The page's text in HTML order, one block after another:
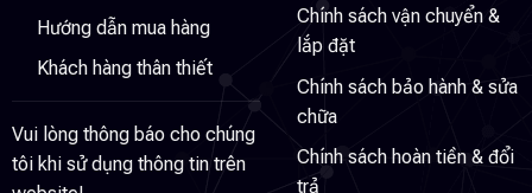
Hướng dẫn mua hàng
Khách hàng thân thiết
Vui lòng thông báo cho chúng
tôi khi sử dụng thông tin trên
Chính sách vận chuyển &
lắp đặt
Chính sách bảo hành & sửa
chữa
Chính sách hoàn tiền & đổi
trả